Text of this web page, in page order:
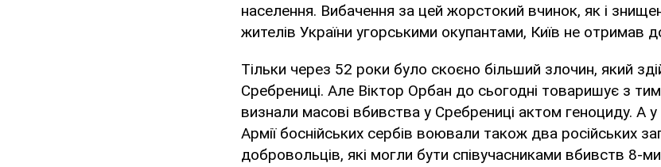
населення. Вибачення за цей жорстокий вчинок, як і
жителів України угорськими окупантами, Київ не отримав
Тільки через 52 роки було скоєно більший злочин, який
Сребрениці. Але Віктор Орбан до сьогодні товаришує з
визнали масові вбивства у Сребрениці актом геноциду. А у
Армії боснійських сербів воювали також два російських
добровольців, які могли бути співучасниками вбивств 8-